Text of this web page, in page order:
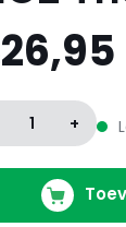
26,95
1 +